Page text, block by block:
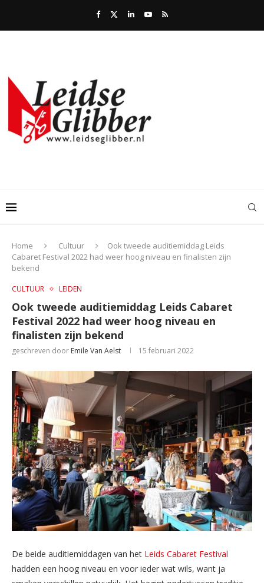
Home Cultuur
Ook tweede auditiemiddag Leids
Cabaret Festival 2022 had weer hoog niveau en finalisten zijn
bekend
CULTUUR LEIDEN
Ook tweede auditiemiddag Leids Cabaret
Festival 2022 had weer hoog niveau en
finalisten zijn bekend
geschreven door Emile Van Aelst 15 februari 2022
De beide auditiemiddagen van het Leids Cabaret Festival
hadden een hoog niveau en voor ieder wat wils, want ja